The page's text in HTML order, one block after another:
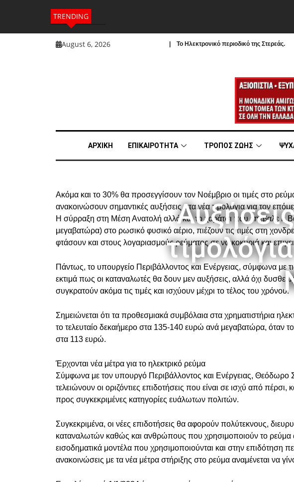
TRENDING
August 6, 2026 | To Ηλεκτρονικό περιοδικό της Στερεάς.
ΑΡΧΙΚΗ ΕΠΙΚΑΙΡΟΤΗΤΑ ΤΡΟΠΟΣ ΖΩΗΣ
Ακόμα και το 30% θα προσεγγίσουν τον Νοέμβριο οι τιμές στο
ανακοινώσουν σημαντικές αυξήσεις στα νέα τιμολόγια για τον
Η σύρραξη στη Μέση Ανατολή αλλά και το χαράτσι που επέβαλε η
μεγαβατώρα) στο ρωσικό φυσικό αέριο, πιέζουν τις τιμές στη
φτάσουν και στους λογαριασμούς ρεύματος σε νοικοκυριά και
Πάντως, το υπουργείο Περιβάλλοντος και Ενέργειας, σύμφωνα με
εκτιμά πως οι καταναλωτές θα δουν μεν αυξήσεις, αλλά όχι
συγκρατούν ακόμα τις τιμές και ισχύουν μέχρι το τέλος του χρόνου.
Σημειώνεται ότι τα προθεσμιακά συμβόλαια στα χρηματιστήρια
το τελευταίο δεκαήμερο στα 135-140 ευρώ ανά μεγαβατώρα, όταν
στα 113 ευρώ.
Έρχονται νέα μέτρα για το ηλεκτρικό ρεύμα
Σύμφωνα με τον υπουργό Περιβάλλοντος και Ενέργειας, Θεόδωρο
τελειώνουν οι οριζόντιες επιδοτήσεις που είναι σε ισχύ από πέρσι,
προς συγκεκριμένες κατηγορίες ευάλωτων πολιτών.
Συγκεκριμένα, οι νέες επιδοτήσεις θα αφορούν πολύτεκνους,
καταναλωτών καθώς και ανθρώπους που χρησιμοποιούν το
εισοδηματικά μοντέλα που χρησιμοποιούνται και στην επιδότηση
ανακοινώσεις με τα νέα μέτρα στήριξης στο ρεύμα αναμένεται να